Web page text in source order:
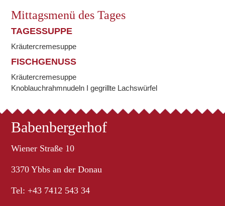
Mittagsmenü des Tages
TAGESSUPPE
Kräutercremesuppe
FISCHGENUSS
Kräutercremesuppe
Knoblauchrahmnudeln I gegrillte Lachswürfel
Babenbergerhof
Wiener Straße 10
3370 Ybbs an der Donau
Tel: +43 7412 543 34